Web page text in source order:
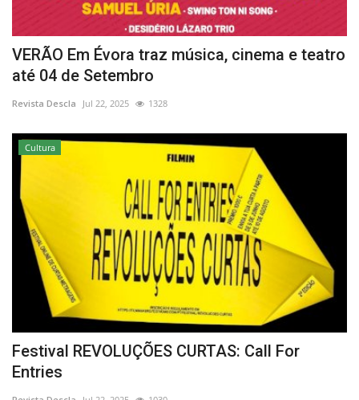
VERÃO Em Évora traz música, cinema e teatro
até 04 de Setembro
Revista Descla Jul 22, 2025 1328
Cultura
Festival REVOLUÇÕES CURTAS: Call For
Entries